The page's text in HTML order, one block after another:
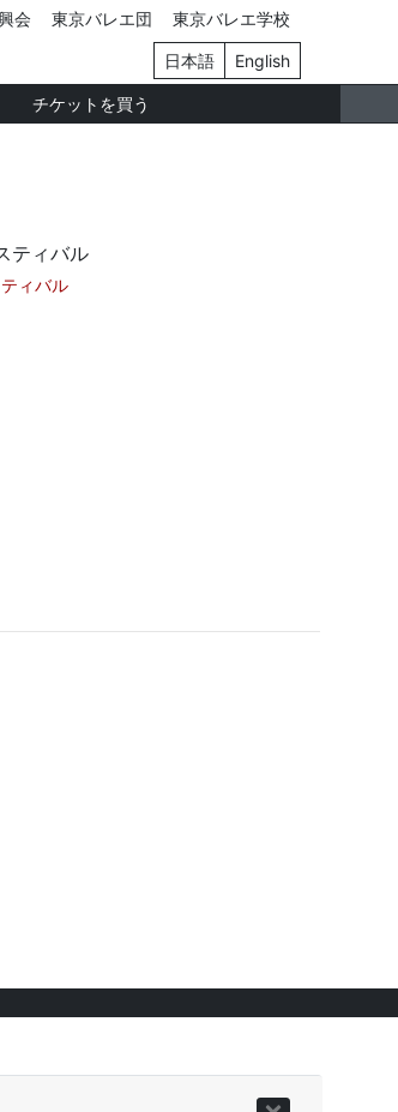
会 東京バレエ団 東京バレエ学校
日本語 English
チケットを買う
ィバル